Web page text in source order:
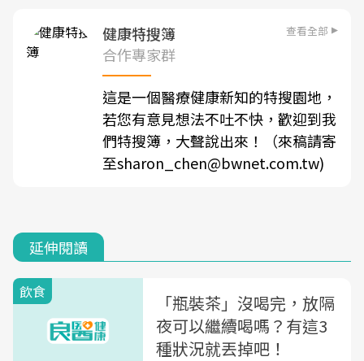
健康特搜簿 查看全部
合作專家群
這是一個醫療健康新知的特搜園地，
若您有意見想法不吐不快，歡迎到我
們特搜簿，大聲說出來！（來稿請寄
至sharon_chen@bwnet.com.tw)
延伸閱讀
飲食
「瓶裝茶」沒喝完，放隔
夜可以繼續喝嗎？有這3
種狀況就丟掉吧！